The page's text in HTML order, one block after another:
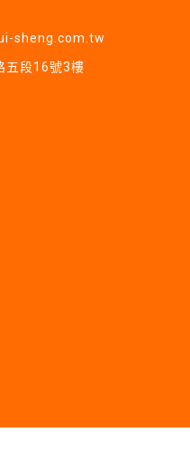
sheng.com.tw
五段16號3樓